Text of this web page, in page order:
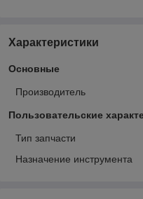
Характеристики
Основные
Производитель
Пользовательские
Тип запчасти
Назначение инструмента